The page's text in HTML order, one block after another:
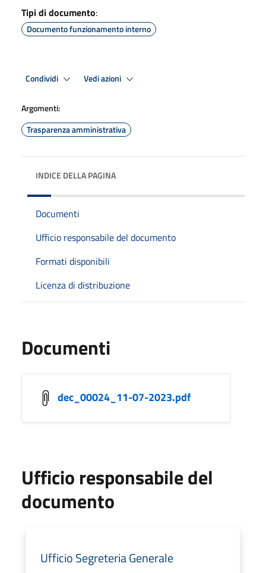
Tipi di documento:
Documento funzionamento interno
Condividi Vedi azioni
Argomenti:
Trasparenza amministrativa
INDICE DELLA PAGINA
Documenti
Ufficio responsabile del documento
Formati disponibili
Licenza di distribuzione
Documenti
dec_00024_11-07-2023.pdf
Ufficio responsabile del
documento
Ufficio Segreteria Generale